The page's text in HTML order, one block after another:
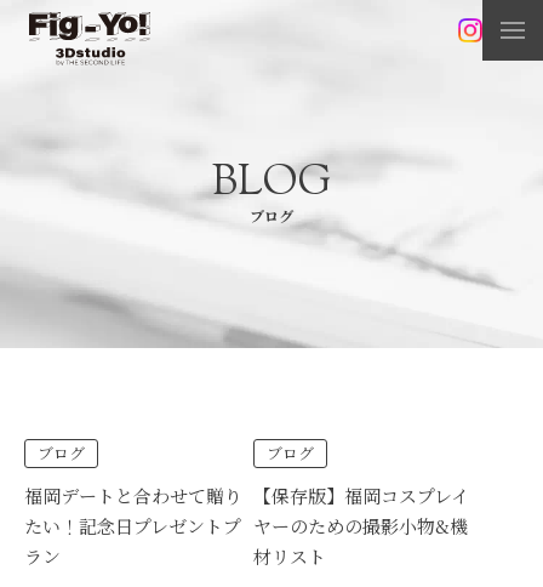
BLOG
ブログ
ブログ
福岡デートと合わせて贈り
たい！記念日プレゼントプ
ラン
ブログ
【保存版】福岡コスプレイ
ヤーのための撮影小物&機
材リスト